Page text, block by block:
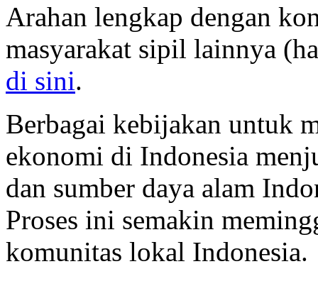
Arahan lengkap dengan
masyarakat sipil lainnya
di sini.
Berbagai kebijakan untuk
ekonomi di Indonesia
dan sumber daya alam
Proses ini semakin
komunitas lokal Indonesia.